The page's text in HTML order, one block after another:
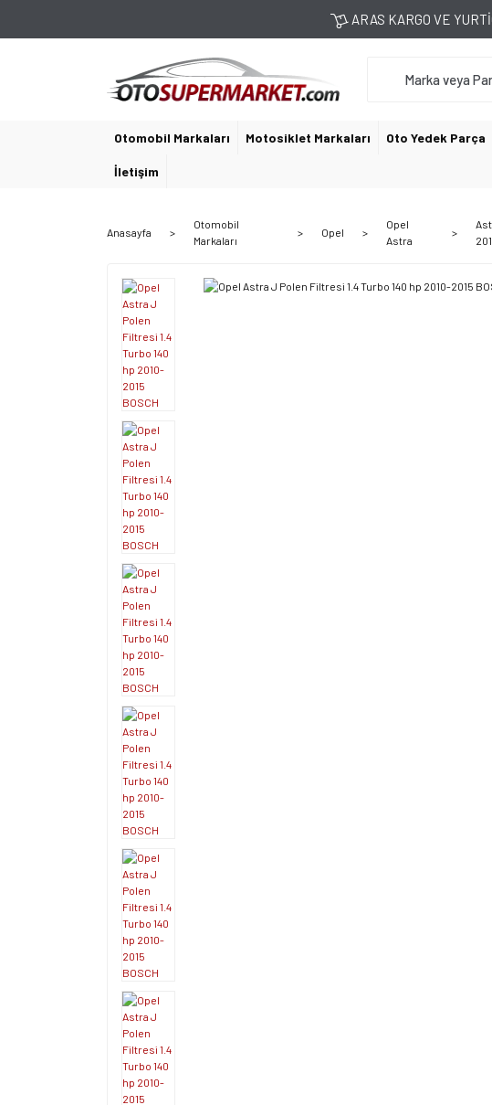
ARAS KARGO VE
Otomobil Markaları Motosiklet Markaları Oto Yedek Parça
İletişim
Anasayfa
Otomobil
Markaları
Opel
Opel
Astra